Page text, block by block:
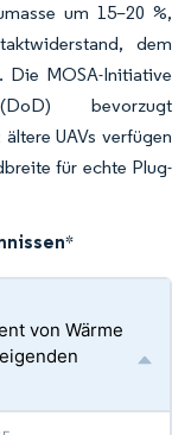
um 15–20 %,
dem
Die MOSA-Initiative
bevorzugt
UAVs verfügen
für echte Plug-
*
von Wärme